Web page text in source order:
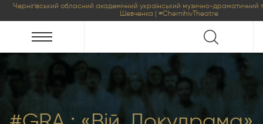
Чернігівський обласний академічний український музично-драматичний
Шевченка | #ChernihivTheatre